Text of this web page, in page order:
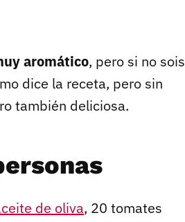
aromático, pero si no sois
dice la receta, pero sin
también deliciosa.
de oliva, 20 tomates